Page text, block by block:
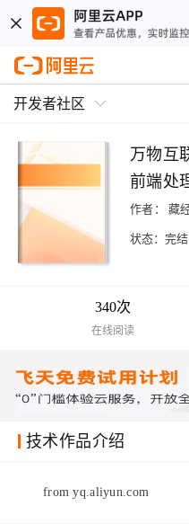
开发者社区
万物互
前端处
作者：藏
状态：完结
340次
在线阅读
技术作品介绍
from yq.aliyun.com